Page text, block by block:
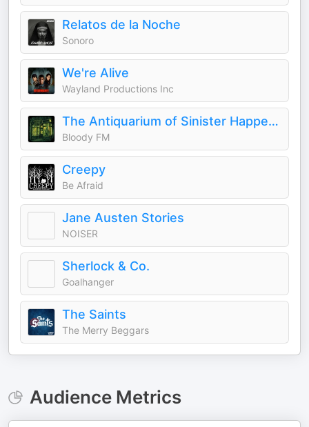
Relatos de la Noche
Sonoro
We're Alive
Wayland Productions Inc
The Antiquarium of Sinister Happenings
Bloody FM
Creepy
Be Afraid
Jane Austen Stories
NOISER
Sherlock & Co.
Goalhanger
The Saints
The Merry Beggars
Audience Metrics